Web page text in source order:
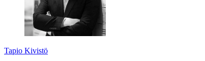
Tapio Kivistö